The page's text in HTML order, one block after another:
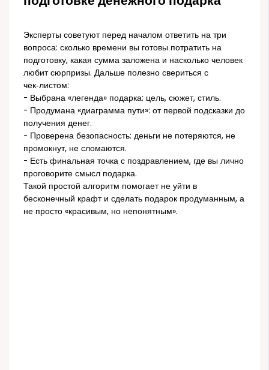
Эксперты советуют перед началом ответить на три
вопроса: сколько времени вы готовы потратить на
подготовку, какая сумма заложена и насколько человек
любит сюрпризы. Дальше полезно свериться с
чек‑листом:
- Выбрана «легенда» подарка: цель, сюжет, стиль.
- Продумана «диаграмма пути»: от первой подсказки до
получения денег.
- Проверена безопасность: деньги не потеряются, не
промокнут, не сломаются.
- Есть финальная точка с поздравлением, где вы лично
проговорите смысл подарка.
Такой простой алгоритм помогает не уйти в
бесконечный крафт и сделать подарок продуманным, а
не просто «красивым, но непонятным».